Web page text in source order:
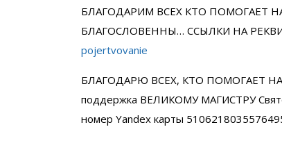
БЛАГОДАРИМ ВСЕХ КТО ПОМОГАЕТ
БЛАГОСЛОВЕННЫ… ССЫЛКИ НА
pojertvovanie
БЛАГОДАРЮ ВСЕХ, КТО ПОМОГАЕТ
поддержка ВЕЛИКОМУ МАГИСТРУ
номер Yandex карты